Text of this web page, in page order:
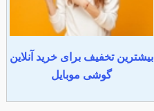
بیشترین تخفیف برای خرید آنلاین
گوشی موبایل